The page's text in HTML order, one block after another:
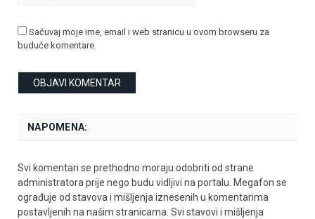
Sačuvaj moje ime, email i web stranicu u ovom browseru za
buduće komentare.
NAPOMENA:
Svi komentari se prethodno moraju odobriti od strane
administratora prije nego budu vidljivi na portalu. Megafon se
ograđuje od stavova i mišljenja iznesenih u komentarima
postavljenih na našim stranicama. Svi stavovi i mišljenja